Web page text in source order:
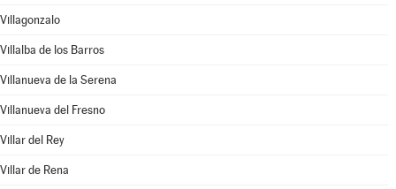
Villagonzalo
Villalba de los Barros
Villanueva de la Serena
Villanueva del Fresno
Villar del Rey
Villar de Rena